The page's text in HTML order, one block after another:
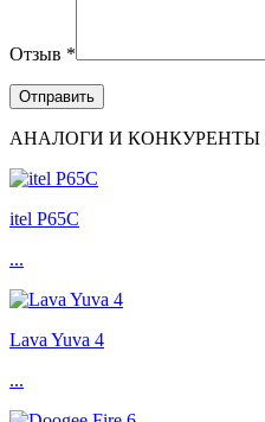
Отзыв *
АНАЛОГИ И КОНКУРЕНТЫ
itel P65C
...
Lava Yuva 4
...